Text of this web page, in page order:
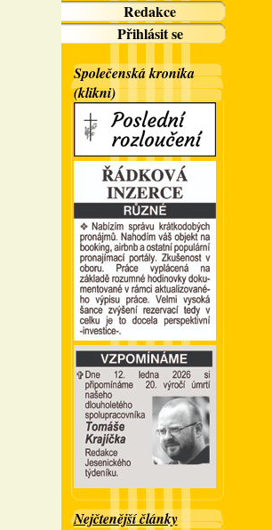
Redakce
Přihlásit se
Společenská kronika
(klikni)
Nejčtenější články